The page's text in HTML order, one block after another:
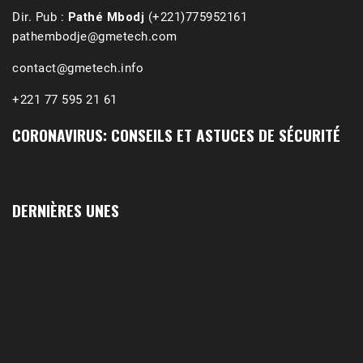
Dir. Pub : Pathé Mbodj (+221)775952161
pathembodje@gmetech.com
contact@gmetech.info
+221 77 595 21 61
CORONAVIRUS: CONSEILS ET ASTUCES DE SÉCURITÉ
DERNIÈRES UNES